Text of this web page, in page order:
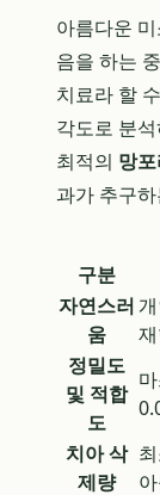
아름다운
음을 하는
치료라 할
각도로 분
최적의 망
과가 추구
구분
자연스러
움
정밀도
및 적합
도
치아 삭
제량